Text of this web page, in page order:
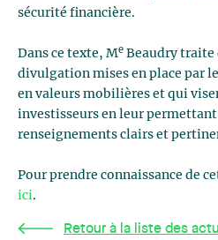
sécurité financière.
Dans ce texte, Me Beaudry traite
divulgation mises en place par
en valeurs mobilières et qui
investisseurs en leur permettant
renseignements clairs et
Pour prendre connaissance de
ici.
Retour à la liste des